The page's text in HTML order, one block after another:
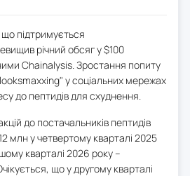
підтримується
річний обсяг у $100
Chainalysis. Зростання попиту
у соціальних мережах
до пептидів для схуднення.
до постачальників пептидів
млн у четвертому кварталі 2025
кварталі 2026 року –
що у другому кварталі